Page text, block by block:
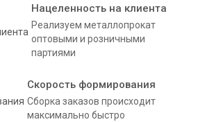
Нацеленность на клиента
Реализуем металлопрокат
оптовыми и розничными
партиями
Скорость формирования
Сборка заказов происходит
максимально быстро